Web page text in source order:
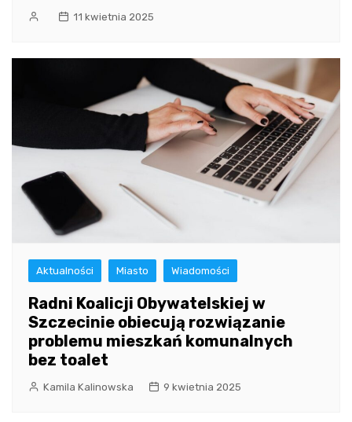
11 kwietnia 2025
Aktualności Miasto Wiadomości
Radni Koalicji Obywatelskiej w
Szczecinie obiecują rozwiązanie
problemu mieszkań komunalnych
bez toalet
Kamila Kalinowska 9 kwietnia 2025